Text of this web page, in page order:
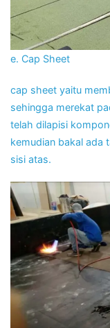
e. Cap Sheet
cap sheet yaitu
sehingga merekat
telah dilapisi
kemudian bakal ada
sisi atas.